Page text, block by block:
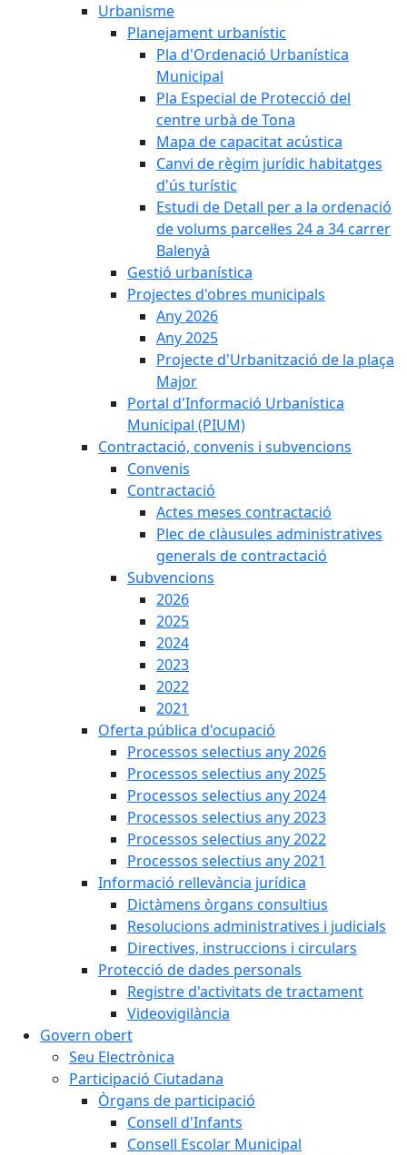
Urbanisme
Planejament urbanístic
Pla d'Ordenació Urbanística
Municipal
Pla Especial de Protecció del
centre urbà de Tona
Mapa de capacitat acústica
Canvi de règim jurídic habitatges
d'ús turístic
Estudi de Detall per a la ordenació
de volums parcel·les 24 a 34 carrer
Balenyà
Gestió urbanística
Projectes d'obres municipals
Any 2026
Any 2025
Projecte d'Urbanització de la plaça
Major
Portal d'Informació Urbanística
Municipal (PIUM)
Contractació, convenis i subvencions
Convenis
Contractació
Actes meses contractació
Plec de clàusules administratives
generals de contractació
Subvencions
2026
2025
2024
2023
2022
2021
Oferta pública d'ocupació
Processos selectius any 2026
Processos selectius any 2025
Processos selectius any 2024
Processos selectius any 2023
Processos selectius any 2022
Processos selectius any 2021
Informació rellevància jurídica
Dictàmens òrgans consultius
Resolucions administratives i judicials
Directives, instruccions i circulars
Protecció de dades personals
Registre d'activitats de tractament
Videovigilància
Govern obert
Seu Electrònica
Participació Ciutadana
Òrgans de participació
Consell d'Infants
Consell Escolar Municipal